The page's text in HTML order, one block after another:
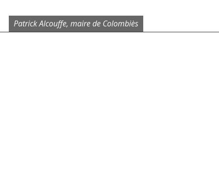
Patrick Alcouffe, maire de Colombiès